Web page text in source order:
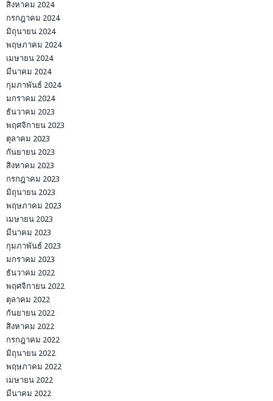
สิงหาคม 2024
กรกฎาคม 2024
มิถุนายน 2024
พฤษภาคม 2024
เมษายน 2024
มีนาคม 2024
กุมภาพันธ์ 2024
มกราคม 2024
ธันวาคม 2023
พฤศจิกายน 2023
ตุลาคม 2023
กันยายน 2023
สิงหาคม 2023
กรกฎาคม 2023
มิถุนายน 2023
พฤษภาคม 2023
เมษายน 2023
มีนาคม 2023
กุมภาพันธ์ 2023
มกราคม 2023
ธันวาคม 2022
พฤศจิกายน 2022
ตุลาคม 2022
กันยายน 2022
สิงหาคม 2022
กรกฎาคม 2022
มิถุนายน 2022
พฤษภาคม 2022
เมษายน 2022
มีนาคม 2022